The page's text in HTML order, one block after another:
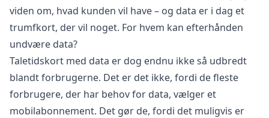
viden om, hvad kunden vil have – og data er i dag et
trumfkort, der vil noget. For hvem kan efterhånden
undvære data?
Taletidskort med data er dog endnu ikke så udbredt
blandt forbrugerne. Det er det ikke, fordi de fleste
forbrugere, der har behov for data, vælger et
mobilabonnement. Det gør de, fordi det muligvis er